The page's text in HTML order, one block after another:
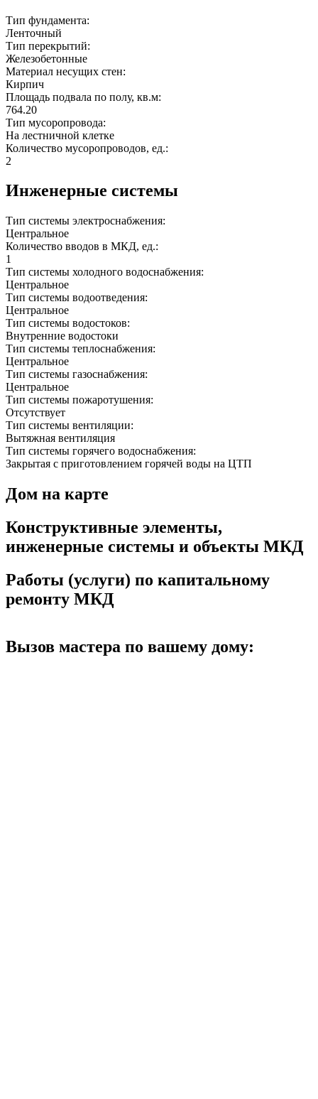
Тип фундамента:
Ленточный
Тип перекрытий:
Железобетонные
Материал несущих стен:
Кирпич
Площадь подвала по полу, кв.м:
764.20
Тип мусоропровода:
На лестничной клетке
Количество мусоропроводов, ед.:
2
Инженерные системы
Тип системы электроснабжения:
Центральное
Количество вводов в МКД, ед.:
1
Тип системы холодного водоснабжения:
Центральное
Тип системы водоотведения:
Центральное
Тип системы водостоков:
Внутренние водостоки
Тип системы теплоснабжения:
Центральное
Тип системы газоснабжения:
Центральное
Тип системы пожаротушения:
Отсутствует
Тип системы вентиляции:
Вытяжная вентиляция
Тип системы горячего водоснабжения:
Закрытая с приготовлением горячей воды на ЦТП
Дом на карте
Конструктивные элементы,
инженерные системы и объекты МКД
Работы (услуги) по капитальному
ремонту МКД
Вызов мастера по вашему дому: